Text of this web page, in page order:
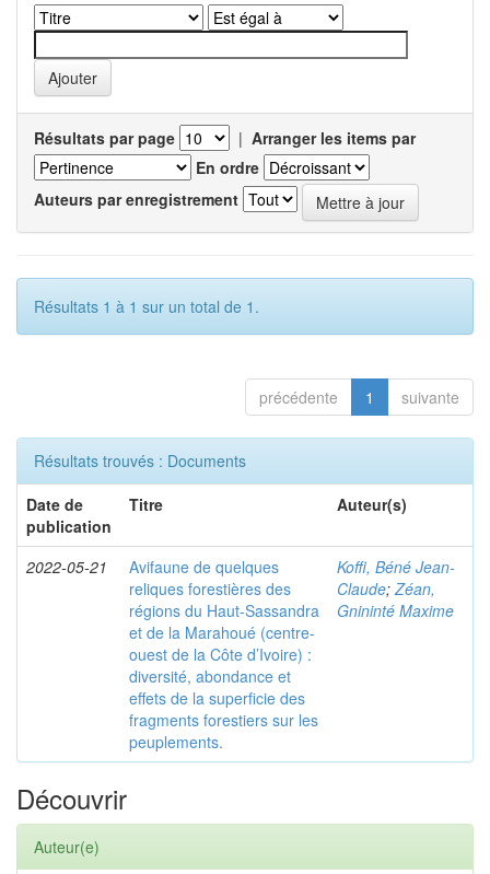
Résultats par page | Arranger les items par
En ordre
Auteurs par enregistrement
Résultats 1 à 1 sur un total de 1.
précédente 1 suivante
Résultats trouvés : Documents
Date de
publication
Titre Auteur(s)
2022-05-21
Avifaune de quelques
reliques forestières des
régions du Haut-Sassandra
et de la Marahoué (centre-
ouest de la Côte d’Ivoire) :
diversité, abondance et
effets de la superficie des
fragments forestiers sur les
peuplements.
Koffi, Béné Jean-
Claude; Zéan,
Gnininté Maxime
Découvrir
Auteur(e)